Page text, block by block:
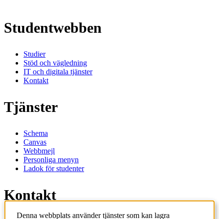
Studentwebben
Studier
Stöd och vägledning
IT och digitala tjänster
Kontakt
Tjänster
Schema
Canvas
Webbmejl
Personliga menyn
Ladok för studenter
Kontakt
Denna webbplats använder tjänster som kan lagra